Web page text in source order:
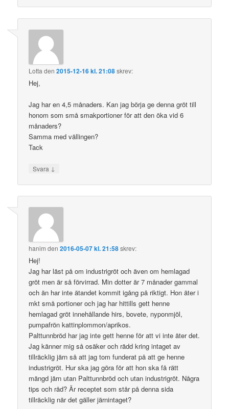
Lotta den2015-12-16 kl. 21:08skrev:
Hej,
Jag har en 4,5 månaders. Kan jag börja ge denna gröt till
honom som små smakportioner för att den öka vid 6
månaders?
Samma med vällingen?
Tack
Svara ↓
hanim den2016-05-07 kl. 21:58skrev:
Hej!
Jag har läst på om industrigröt och även om hemlagad
gröt men är så förvirrad. Min dotter är 7 månader gammal
och än har inte ätandet kommit igång på riktigt. Hon äter i
mkt små portioner och jag har hittills gett henne
hemlagad gröt innehållande hirs, bovete, nyponmjöl,
pumpafrön kattinplommon/aprikos.
Palttunnbröd har jag inte gett henne för att vi inte äter det.
Jag känner mig så osäker och rädd kring intaget av
tillräcklig järn så att jag tom funderat på att ge henne
industrigröt. Hur ska jag göra för att hon ska få rätt
mängd järn utan Palttunnbröd och utan industrigröt. Några
tips och råd? Är receptet som står på denna sida
tillräcklig när det gäller järnintaget?